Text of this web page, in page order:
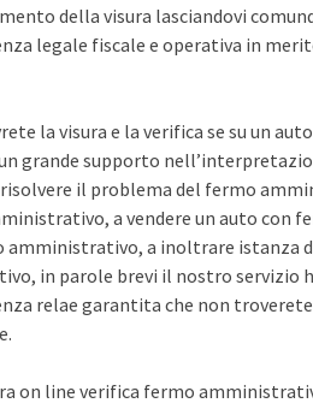
della visura lasciandovi
legale fiscale e operativa in
la visura e la verifica se su un
grande supporto
il problema del fermo
a vendere un auto con
amministrativo, a inoltrare istanza
in parole brevi il nostro servizio
relae garantita che non troverete
on line verifica fermo